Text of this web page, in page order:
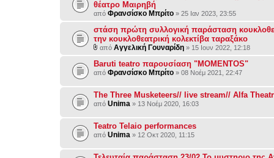
θέατρο Μαιρηβή
από Φρανσίσκο Μπρίτο » 25 Ιαν 2023, 23:55
στάση πρώτη συλλογική παράσταση
την κουκλοθεατρική κολεκτίβα ταραξάκο
από Αγγελική Γουναρίδη » 15 Ιουν 2022, 12:18
Baruti teatro παρουσίαση "MOMENTOS"
από Φρανσίσκο Μπρίτο » 08 Νοέμ 2021, 22:47
The Three Musketeers// live stream// Alfa
από Unima » 13 Νοέμ 2020, 16:03
Teatro Telaio performances
από Unima » 12 Οκτ 2020, 11:15